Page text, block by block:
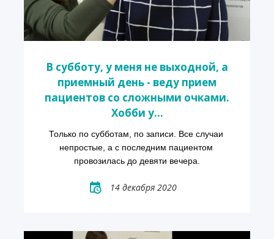
В субботу, у меня не выходной, а
приемный день - веду прием
пациентов со сложными очками.
Хобби у...
Только по субботам, по записи. Все случаи
непростые, а с последним пациентом
провозилась до девяти вечера.
14 декабря 2020